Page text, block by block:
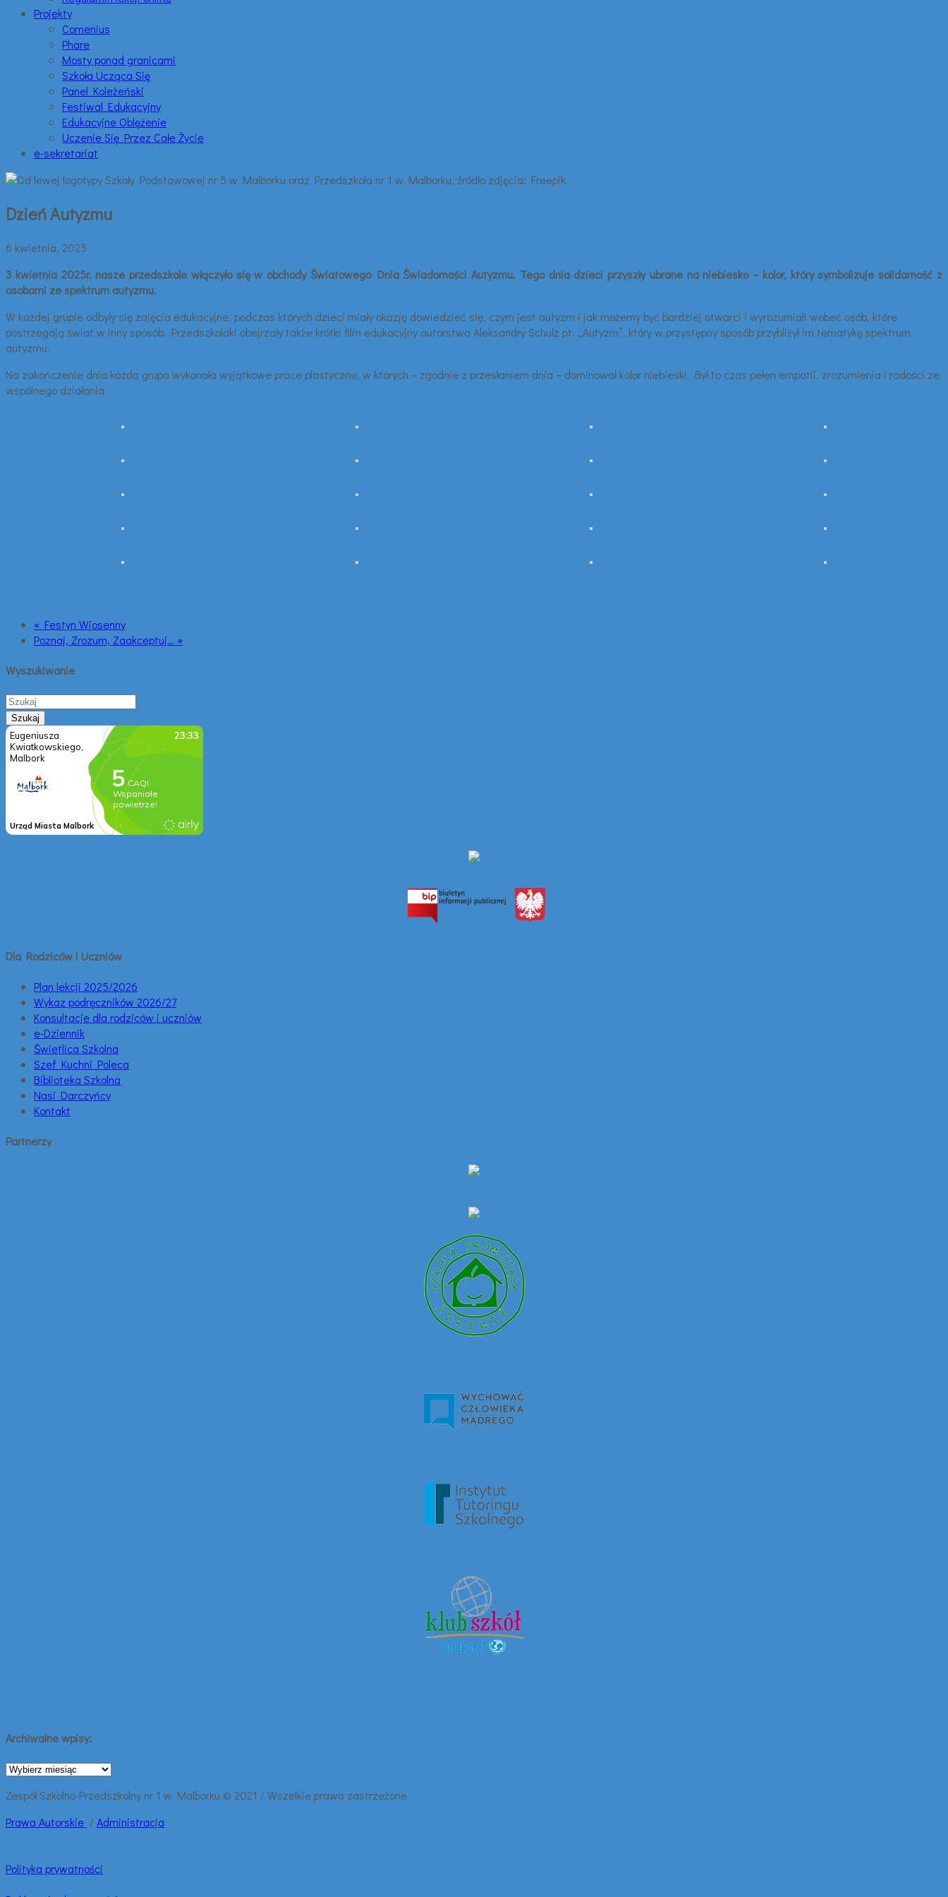
Projekty
Comenius
Phare
Mosty ponad granicami
Szkoła Ucząca Się
Panel Koleżeński
Festiwal Edukacyjny
Edukacyjne Oblężenie
Uczenie Się Przez Całe Życie
e-sekretariat
Dzień Autyzmu
6 kwietnia, 2025
3 kwietnia 2025r. nasze przedszkole włączyło się w obchody Światowego Dnia Świadomości Autyzmu. Tego dnia dzieci przyszły ubrane na niebiesko – kolor, który symbolizuje solidarność z
osobami ze spektrum autyzmu.
W każdej grupie odbyły się zajęcia edukacyjne, podczas których dzieci miały okazję dowiedzieć się, czym jest autyzm i jak możemy być bardziej otwarci i wyrozumiali wobec osób, które
postrzegają świat w inny sposób. Przedszkolaki obejrzały także krótki film edukacyjny autorstwa Aleksandry Schulz pt. „Autyzm”, który w przystępny sposób przybliżył im tematykę spektrum
autyzmu.
Na zakończenie dnia każda grupa wykonała wyjątkowe prace plastyczne, w których – zgodnie z przesłaniem dnia – dominował kolor niebieski. Był to czas pełen empatii, zrozumienia i radości ze
wspólnego działania.
« Festyn Wiosenny
Poznaj, Zrozum, Zaakceptuj… »
Wyszukiwanie
Dla Rodziców i Uczniów
Plan lekcji 2025/2026
Wykaz podręczników 2026/27
Konsultacje dla rodziców i uczniów
e-Dziennik
Świetlica Szkolna
Szef Kuchni Poleca
Biblioteka Szkolna
Nasi Darczyńcy
Kontakt
Partnerzy
Archiwalne wpisy:
Archiwalne
Zespół Szkolno-Przedszkolny nr 1 w Malborku © 2021 / Wszelkie prawa zastrzeżone
Prawa Autorskie /Administracja
Polityka prywatności